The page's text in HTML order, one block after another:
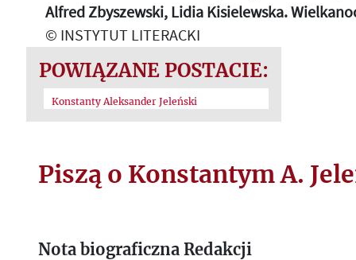
Alfred Zbyszewski, Lidia Kisielewska.
© INSTYTUT LITERACKI
POWIĄZANE POSTACIE:
Konstanty Aleksander Jeleński
Piszą o Konstantym A.
Nota biograficzna Redakcji